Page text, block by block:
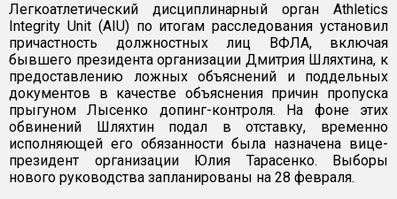
Легкоатлетический дисциплинарный орган Athletics
Integrity Unit (AIU) по итогам расследования установил
причастность должностных лиц ВФЛА, включая
бывшего президента организации Дмитрия Шляхтина, к
предоставлению ложных объяснений и поддельных
документов в качестве объяснения причин пропуска
прыгуном Лысенко допинг-контроля. На фоне этих
обвинений Шляхтин подал в отставку, временно
исполняющей его обязанности была назначена вице-
президент организации Юлия Тарасенко. Выборы
нового руководства запланированы на 28 февраля.